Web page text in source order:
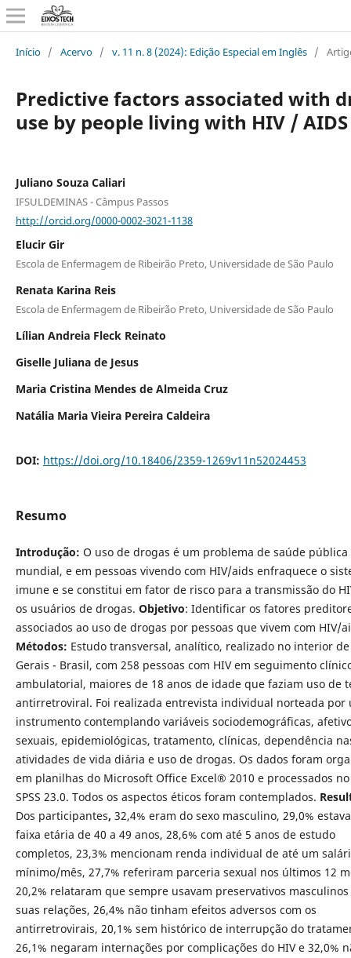
Início / Acervo / v. 11 n. 8 (2024): Edição Especial em Inglês /
Predictive factors associated with
use by people living with HIV / AIDS
Juliano Souza Caliari
IFSULDEMINAS - Câmpus Passos
http://orcid.org/0000-0002-3021-1138
Elucir Gir
Escola de Enfermagem de Ribeirão Preto, Universidade de São Paulo
Renata Karina Reis
Escola de Enfermagem de Ribeirão Preto, Universidade de São Paulo
Lílian Andreia Fleck Reinato
Giselle Juliana de Jesus
Maria Cristina Mendes de Almeida Cruz
Natália Maria Vieira Pereira Caldeira
DOI: https://doi.org/10.18406/2359-1269v11n52024453
Resumo
Introdução: O uso de drogas é um problema de saúde pública
mundial, e em pessoas vivendo com HIV/aids enfraquece o
imune e se constitui em fator de risco para a transmissão do
os usuários de drogas. Objetivo: Identificar os fatores
associados ao uso de drogas por pessoas que vivem com HIV/
Métodos: Estudo transversal, analítico, realizado no interior
Gerais - Brasil, com 258 pessoas com HIV em seguimento
ambulatorial, maiores de 18 anos de idade que faziam uso de
antirretroviral. Foi realizada entrevista individual norteada por
instrumento contemplando variáveis sociodemográficas,
sexuais, epidemiológicas, tratamento, clínicas, dependência
atividades de vida diária e uso de drogas. Os dados foram
em planilhas do Microsoft Office Excel® 2010 e processados
SPSS 23.0. Todos os aspectos éticos foram contemplados.
Dos participantes, 32,4% eram do sexo masculino, 29,0%
faixa etária de 40 a 49 anos, 28,6% com até 5 anos de estudo
completos, 23,3% mencionam renda individual de até um
mínimo/mês, 27,7% referiram parceria sexual nos últimos 12
20,2% relataram que sempre usavam preservativos
suas relações, 26,4% não tinham efeitos adversos com os
antirretrovirais, 20,1% sem histórico de interrupção do
26,1% negaram internações por complicações do HIV e 32,0%